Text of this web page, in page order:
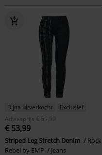
Bijna uitverkocht
Exclusief
Adviesprijs
€ 59,99
€ 53,99
Striped Leg Stretch Denim
Rock
Rebel by EMP
Jeans